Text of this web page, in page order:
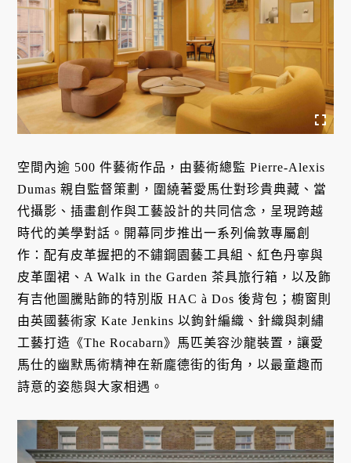
空間內逾 500 件藝術作品，由藝術總監 Pierre-Alexis
Dumas 親自監督策劃，圍繞著愛馬仕對珍貴典藏、當
代攝影、插畫創作與工藝設計的共同信念，呈現跨越
時代的美學對話。開幕同步推出一系列倫敦專屬創
作：配有皮革握把的不鏽鋼園藝工具組、紅色丹寧與
皮革圍裙、A Walk in the Garden 茶具旅行箱，以及飾
有吉他圖騰貼飾的特別版 HAC à Dos 後背包；櫥窗則
由英國藝術家 Kate Jenkins 以鉤針編織、針織與刺繡
工藝打造《The Rocabarn》馬匹美容沙龍裝置，讓愛
馬仕的幽默馬術精神在新龐德街的街角，以最童趣而
詩意的姿態與大家相遇。